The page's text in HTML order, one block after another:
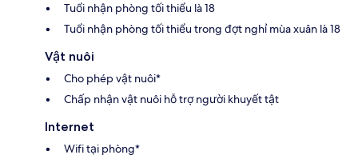
Tuổi nhận phòng tối thiểu là 18
Tuổi nhận phòng tối thiểu trong đợt nghỉ mùa xuân là 18
Vật nuôi
Cho phép vật nuôi*
Chấp nhận vật nuôi hỗ trợ người khuyết tật
Internet
Wifi tại phòng*